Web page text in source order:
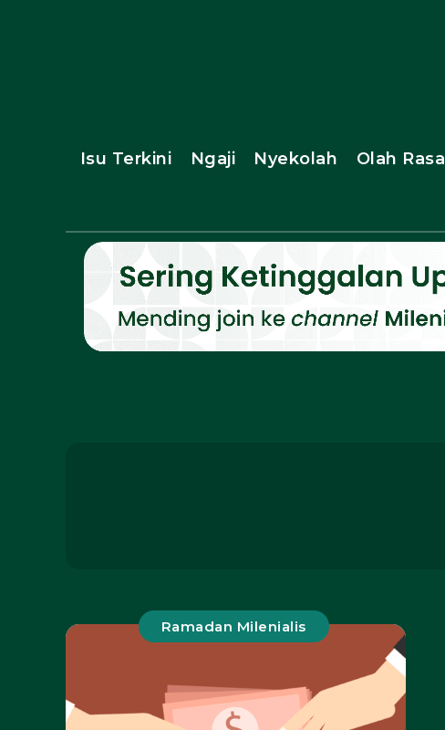
Isu Terkini Ngaji Nyekolah Olah Rasa
Ramadan Milenialis